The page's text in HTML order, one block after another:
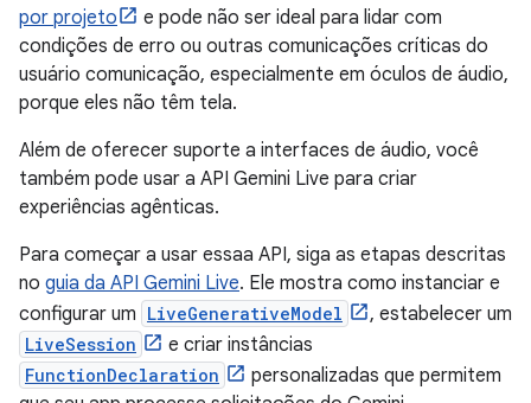
por projeto
e pode não ser ideal para lidar com
condições de erro ou outras comunicações críticas do
usuário comunicação, especialmente em óculos de áudio,
porque eles não têm tela.
Além de oferecer suporte a interfaces de áudio, você
também pode usar a API Gemini Live para criar
experiências agênticas.
Para começar a usar essaa API, siga as etapas descritas
no guia da API Gemini Live. Ele mostra como instanciar e
configurar um LiveGenerativeModel , estabelecer um
LiveSession e criar instâncias
FunctionDeclaration
personalizadas que permitem